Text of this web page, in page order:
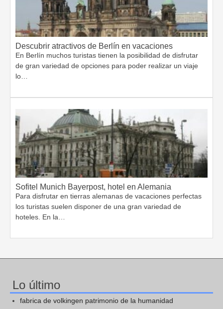
Descubrir atractivos de Berlín en vacaciones
En Berlín muchos turistas tienen la posibilidad de disfrutar
de gran variedad de opciones para poder realizar un viaje
lo…
Sofitel Munich Bayerpost, hotel en Alemania
Para disfrutar en tierras alemanas de vacaciones perfectas
los turistas suelen disponer de una gran variedad de
hoteles. En la…
Lo último
fabrica de volkingen patrimonio de la humanidad